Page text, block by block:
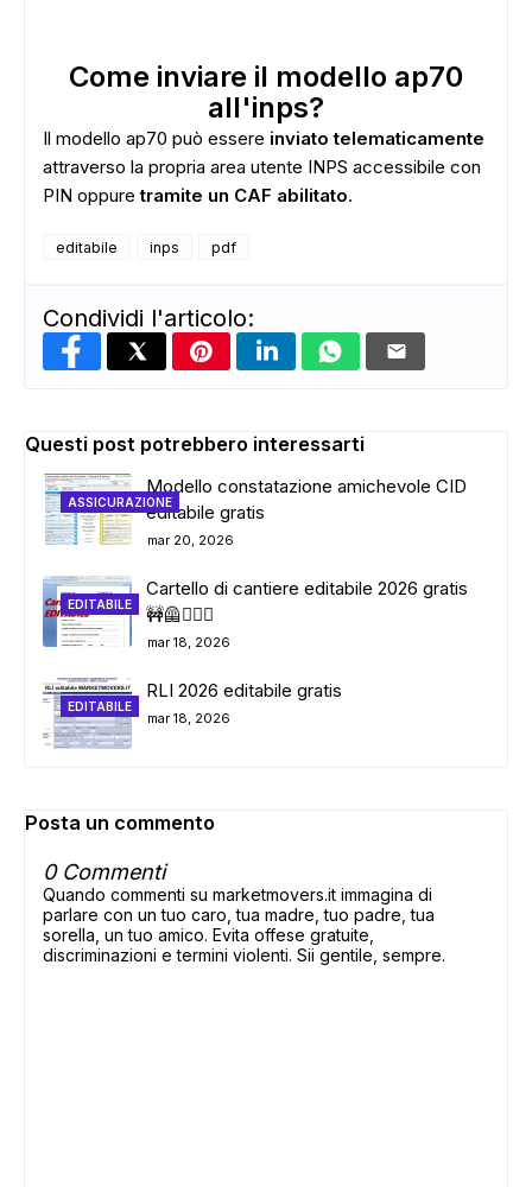
ADS
Come inviare il modello ap70
all'inps?
Il modello ap70 può essere inviato telematicamente
attraverso la propria area utente INPS accessibile con
PIN oppuretramite un CAF abilitato.
editabile inps pdf
Condividi l'articolo:
Questi post potrebbero interessarti
ASSICURAZIONE
Modello constatazione amichevole CID
editabile gratis
mar 20, 2026
EDITABILE
Cartello di cantiere editabile 2026 gratis
🚧🦺👷🏼‍♂️
mar 18, 2026
EDITABILE
RLI 2026 editabile gratis
mar 18, 2026
Posta un commento
0 Commenti
Quando commenti su marketmovers.it immagina di
parlare con un tuo caro, tua madre, tuo padre, tua
sorella, un tuo amico. Evita offese gratuite,
discriminazioni e termini violenti. Sii gentile, sempre.